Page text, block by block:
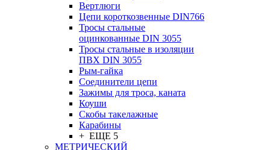
Вертлюги
Цепи короткозвенные DIN766
Тросы стальные
оцинкованные DIN 3055
Тросы стальные в изоляции
ПВХ DIN 3055
Рым-гайка
Соединители цепи
Зажимы для троса, каната
Коуши
Скобы такелажные
Карабины
+ ЕЩЕ 5
МЕТРИЧЕСКИЙ